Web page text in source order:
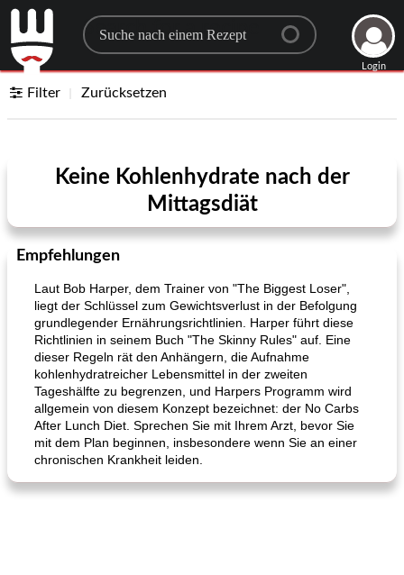
Search for a recipe
Login
Filter Zurücksetzen
Keine Kohlenhydrate nach der
Mittagsdiät
Empfehlungen
Laut Bob Harper, dem Trainer von "The Biggest Loser",
liegt der Schlüssel zum Gewichtsverlust in der Befolgung
grundlegender Ernährungsrichtlinien. Harper führt diese
Richtlinien in seinem Buch "The Skinny Rules" auf. Eine
dieser Regeln rät den Anhängern, die Aufnahme
kohlenhydratreicher Lebensmittel in der zweiten
Tageshälfte zu begrenzen, und Harpers Programm wird
allgemein von diesem Konzept bezeichnet: der No Carbs
After Lunch Diet. Sprechen Sie mit Ihrem Arzt, bevor Sie
mit dem Plan beginnen, insbesondere wenn Sie an einer
chronischen Krankheit leiden.